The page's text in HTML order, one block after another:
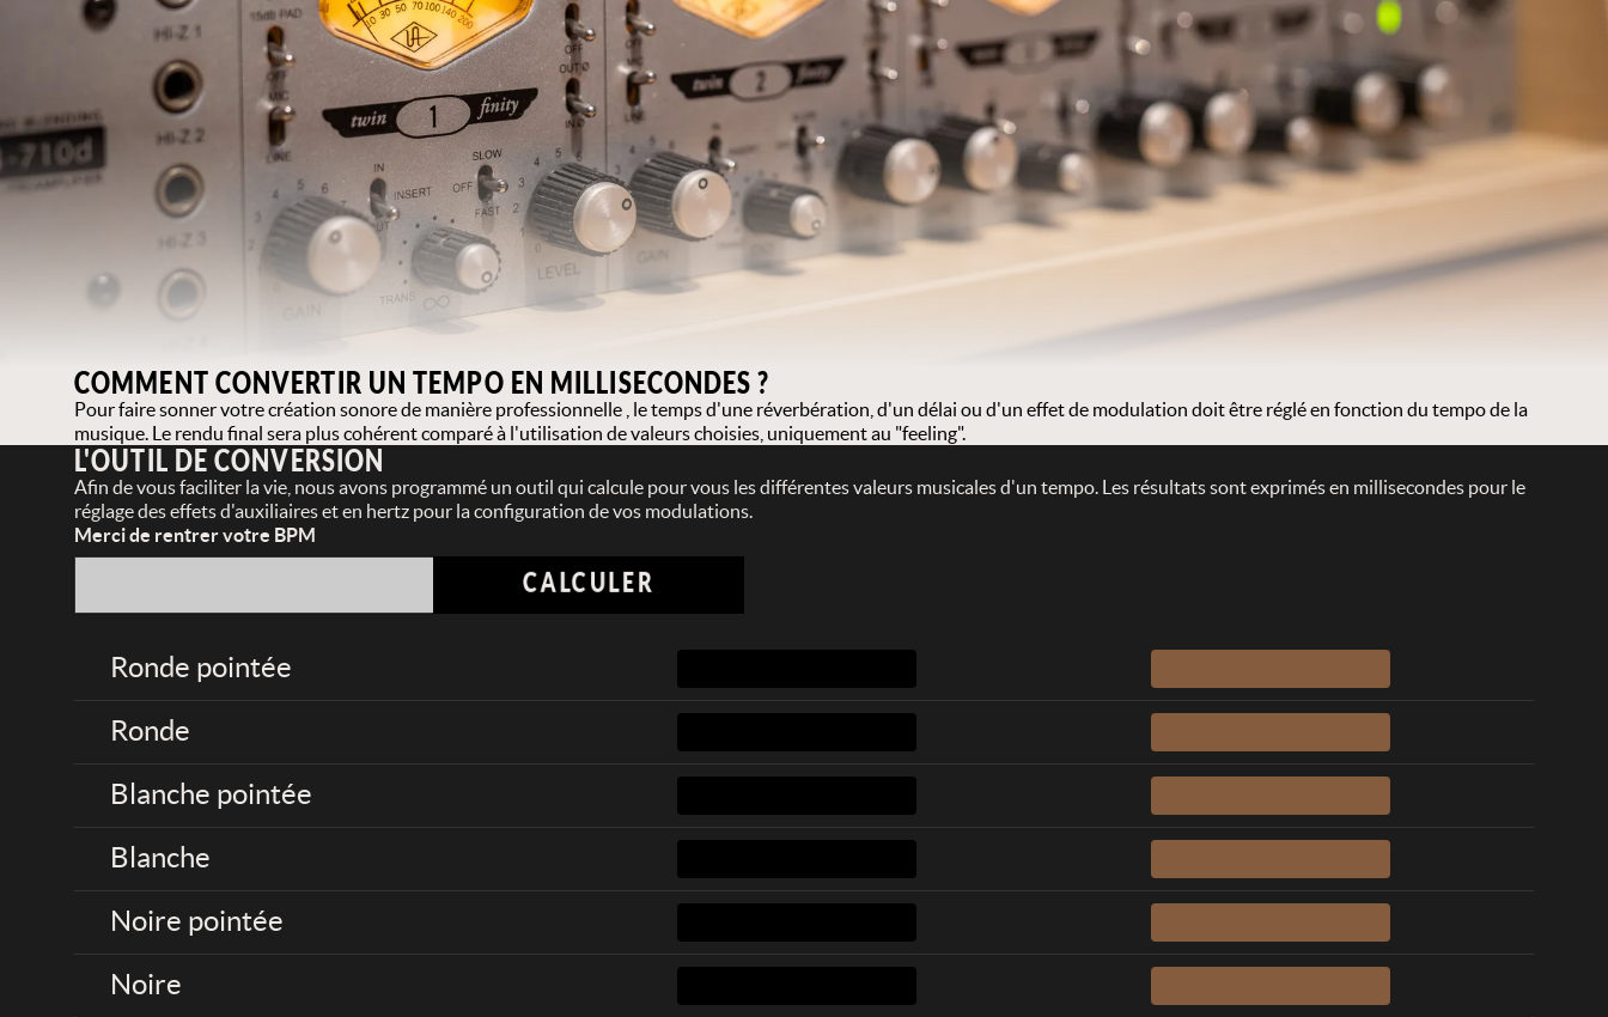
COMMENT CONVERTIR UN TEMPO EN MILLISECONDES ?
Pour faire sonner votre création sonore de manière professionnelle , le temps d'une réverbération, d'un délai ou d'un effet de modulation doit être réglé en fonction du tempo de la
musique. Le rendu final sera plus cohérent comparé à l'utilisation de valeurs choisies, uniquement au "feeling".
L'OUTIL DE CONVERSION
Afin de vous faciliter la vie, nous avons programmé un outil qui calcule pour vous les différentes valeurs musicales d'un tempo. Les résultats sont exprimés en millisecondes pour le
réglage des effets d'auxiliaires et en hertz pour la configuration de vos modulations.
Merci de rentrer votre BPM
CALCULER
Ronde pointée
Ronde
Blanche pointée
Blanche
Noire pointée
Noire